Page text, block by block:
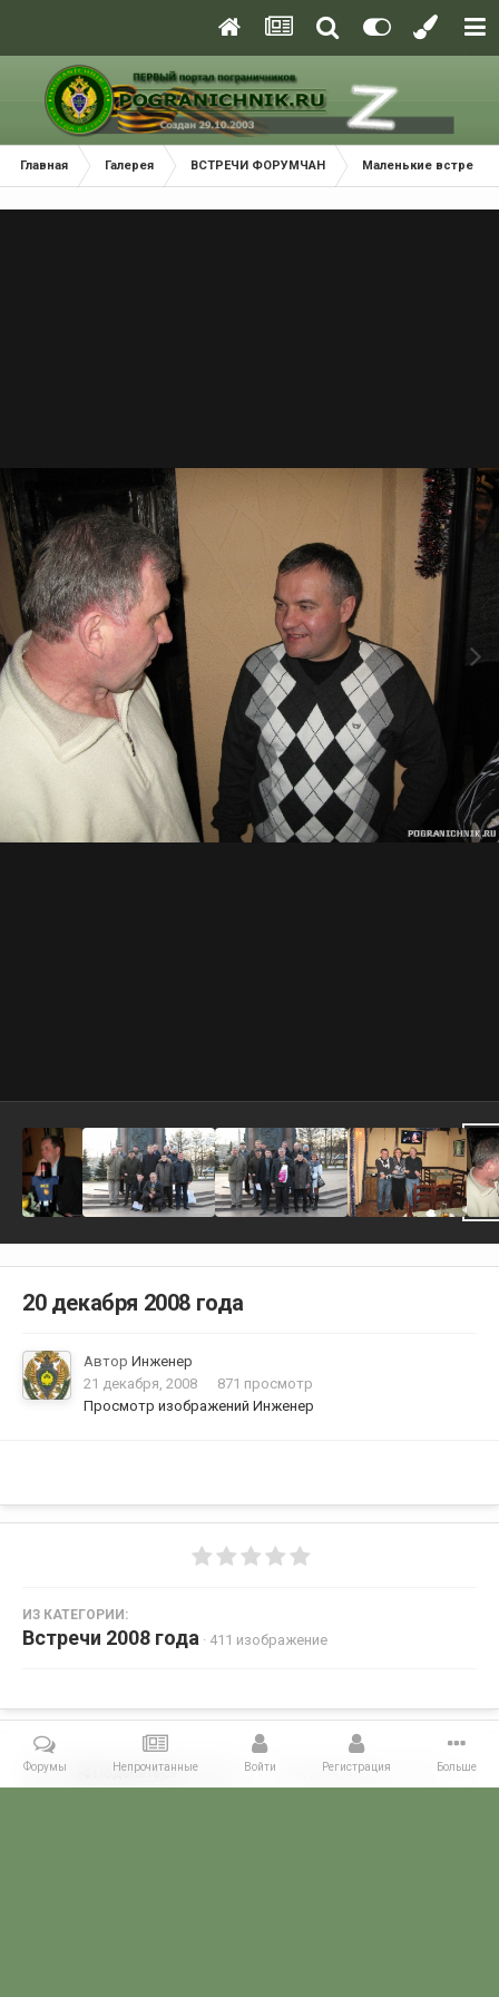
Главная Галерея ВСТРЕЧИ ФОРУМЧАН Маленькие встречи
20 декабря 2008 года
Автор Инженер
21 декабря, 2008
871 просмотр
Просмотр изображений Инженер
ИЗ КАТЕГОРИИ:
Встречи 2008 года · 411 изображение
Поделиться Подписчики 0
Форумы Непрочитанные Войти Регистрация Больше